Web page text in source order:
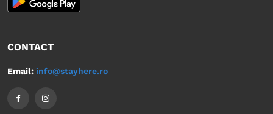
CONTACT
Email: info@stayhere.ro